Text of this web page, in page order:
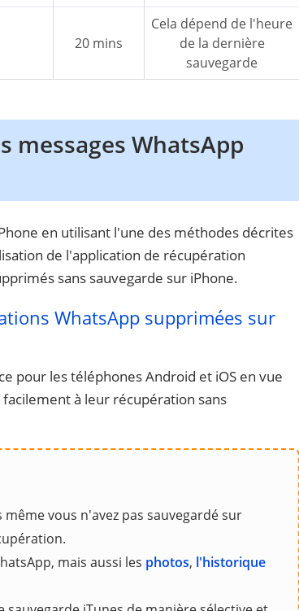
20 mins
Cela dépend de l'heure
de la dernière
sauvegarde
messages WhatsApp
en utilisant l'une des méthodes décrites
de l'application de récupération
sans sauvegarde sur iPhone.
WhatsApp supprimées sur
pour les téléphones Android et iOS en vue
à leur récupération sans
vous n'avez pas sauvegardé sur
mais aussi les photos, l'historique